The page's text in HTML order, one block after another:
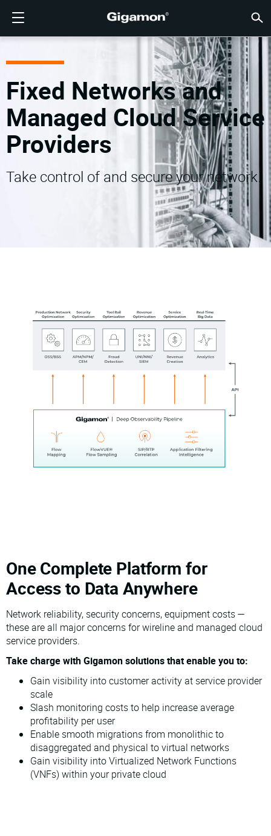
製品
GIGAMONディープオブザーバビリティパイプライン
クラウドの可視性
クラ
AWS
Azure
Google
Nutanix
Oracle
ネットワークセキュリティ
ネッ
SSL/
アプリ
アプリ
デー
ネット
トラフ
トラ
ソリューション クラ
クラウ
マルチ
クラウ
する
水平方
クラウ
データセンターの可視性
デー
ツール
ネット
NetOps
ネットワークセキュリティ
ネッ
ゼロト
ネット
する
業界
連邦政府
金融サ
ヘルス
IoT, OT,
国、地
サービ
パートナー パー
テクノ
チャネ
パート
パートナーでない場合
パー
パート
パートナーの皆様
パー
パート
サポート 概要
サポー
ポリシー
保証
サポートを受ける
サポ
サポー
教育サ
プロフ
VÜEコミュニティ
VÜE
お客様
ディス
ナレッ
製品ド
顧客 お客様
すべて
リソース リソ
リソー
学習セ
テック
ウェビ
会社情報
話題の情報
話題
ブログ
イベント
ニュー
会社情報
会社
当社に
採用情報
顧客
LOGIN
パートナー・ポータル
JP
FRANÇAIS
DEUTSCH
Fixed Networks and
Managed Cloud Service
Providers
Take control of and secure your network.
One Complete Platform for
Access to Data Anywhere
Network reliability, security concerns, equipment costs —
these are all major concerns for wireline and managed cloud
service providers.
Take charge with Gigamon solutions that enable you to:
Gain visibility into customer activity at service provider
scale
Slash monitoring costs to help increase average
profitability per user
Enable smooth migrations from monolithic to
disaggregated and physical to virtual networks
Gain visibility into Virtualized Network Functions
(VNFs) within your private cloud